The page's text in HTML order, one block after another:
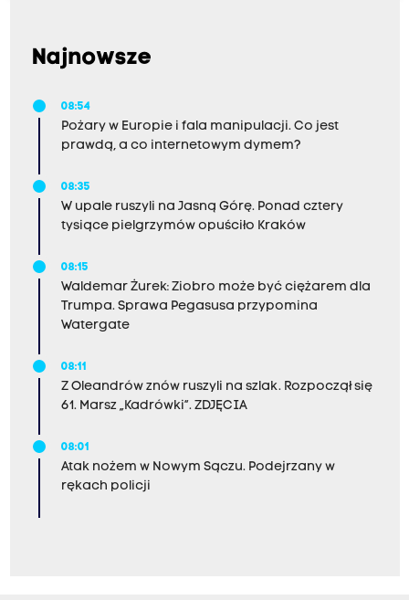
Najnowsze
08:54
Pożary w Europie i fala manipulacji. Co jest
prawdą, a co internetowym dymem?
08:35
W upale ruszyli na Jasną Górę. Ponad cztery
tysiące pielgrzymów opuściło Kraków
08:15
Waldemar Żurek: Ziobro może być ciężarem dla
Trumpa. Sprawa Pegasusa przypomina
Watergate
08:11
Z Oleandrów znów ruszyli na szlak. Rozpoczął się
61. Marsz „Kadrówki”. ZDJĘCIA
08:01
Atak nożem w Nowym Sączu. Podejrzany w
rękach policji